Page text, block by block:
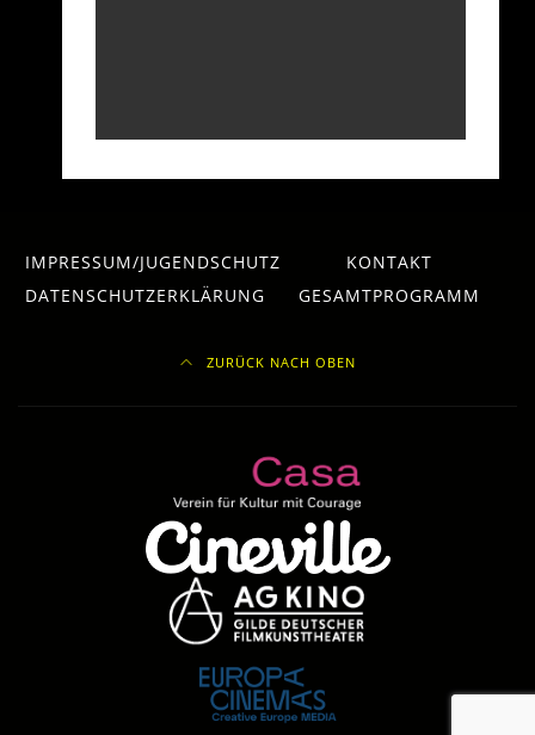
IMPRESSUM/JUGENDSCHUTZ
KONTAKT
DATENSCHUTZERKLÄRUNG
GESAMTPROGRAMM
ZURÜCK NACH OBEN